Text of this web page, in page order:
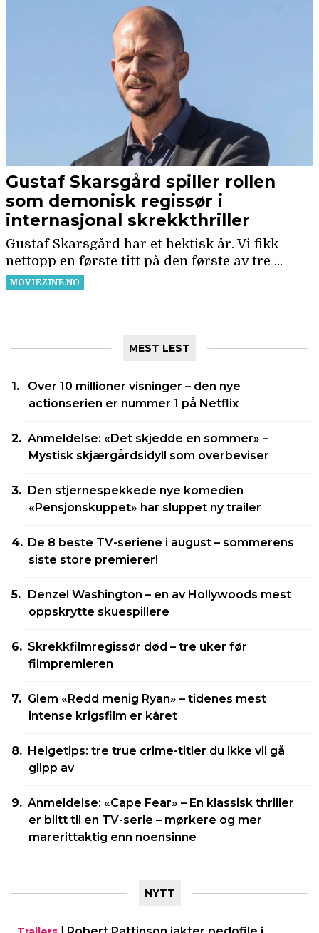
MEST LEST
Over 10 millioner visninger – den nye
actionserien er nummer 1 på Netflix
Anmeldelse: «Det skjedde en sommer» –
Mystisk skjærgårdsidyll som overbeviser
Den stjernespekkede nye komedien
«Pensjonskuppet» har sluppet ny trailer
De 8 beste TV-seriene i august – sommerens
siste store premierer!
Denzel Washington – en av Hollywoods mest
oppskrytte skuespillere
Skrekkfilmregissør død – tre uker før
filmpremieren
Glem «Redd menig Ryan» – tidenes mest
intense krigsfilm er kåret
Helgetips: tre true crime-titler du ikke vil gå
glipp av
Anmeldelse: «Cape Fear» – En klassisk thriller
er blitt til en TV-serie – mørkere og mer
marerittaktig enn noensinne
NYTT